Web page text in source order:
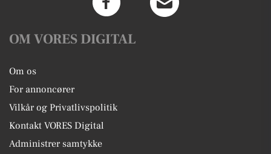
OM VORES DIGITAL
Om os
For annoncører
Vilkår og Privatlivspolitik
Kontakt VORES Digital
Administrer samtykke